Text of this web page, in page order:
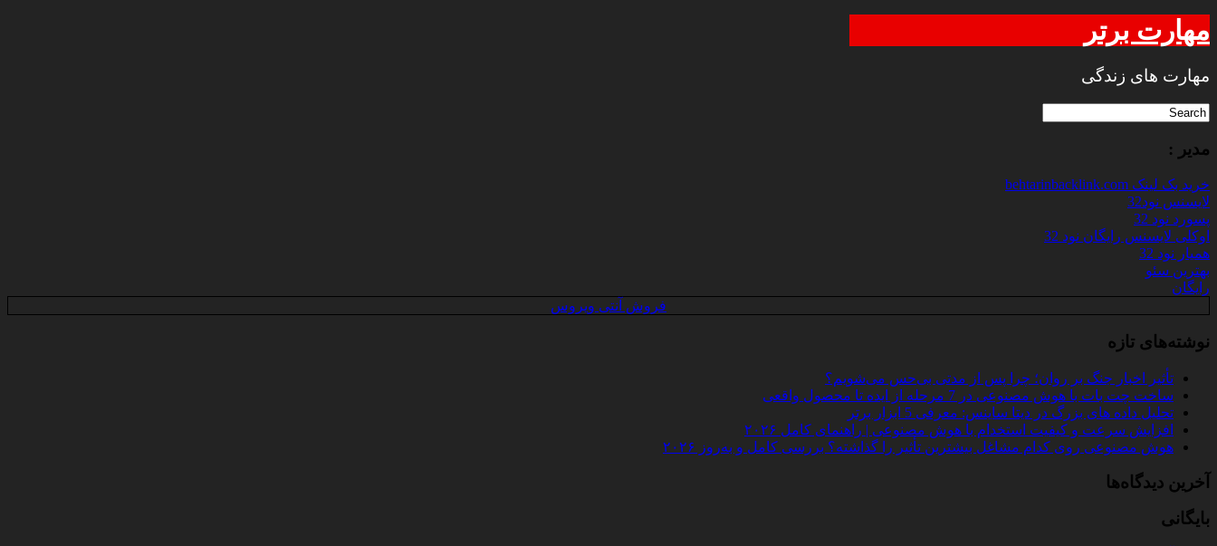
مهارت برتر
مهارت های زندگی
مدیر :
خرید بک لینک behtarinbacklink.com
لایسنس نود32
پسورد نود 32
اوکلی لایسنس رایگان نود 32
همیار نود 32
بهترین سئو
رایگان
فروش آنتی ویروس
نوشته‌های تازه
تأثیر اخبار جنگ بر روان؛ چرا پس از مدتی بی‌حس می‌شویم؟
ساخت چت‌ بات با هوش مصنوعی در 7 مرحله از ایده تا محصول واقعی
تحلیل داده‌ های بزرگ در دیتا ساینس: معرفی 5 ابزار برتر
افزایش سرعت و کیفیت استخدام با هوش مصنوعی | راهنمای کامل ۲۰۲۶
هوش مصنوعی روی کدام مشاغل بیشترین تأثیر را گذاشته؟ بررسی کامل و به‌روز ۲۰۲۶
آخرین دیدگاه‌ها
بایگانی